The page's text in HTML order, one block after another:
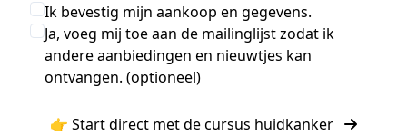
Ik bevestig mijn aankoop en gegevens.
Ja, voeg mij toe aan de mailinglijst zodat ik
andere aanbiedingen en nieuwtjes kan
ontvangen. (optioneel)
👉 Start direct met de cursus huidkanker